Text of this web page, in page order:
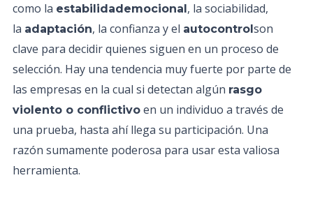
como la estabilidademocional, la sociabilidad,
la adaptación, la confianza y el autocontrolson
clave para decidir quienes siguen en un proceso de
selección. Hay una tendencia muy fuerte por parte de
las empresas en la cual si detectan algún rasgo
violento o conflictivo en un individuo a través de
una prueba, hasta ahí llega su participación. Una
razón sumamente poderosa para usar esta valiosa
herramienta.